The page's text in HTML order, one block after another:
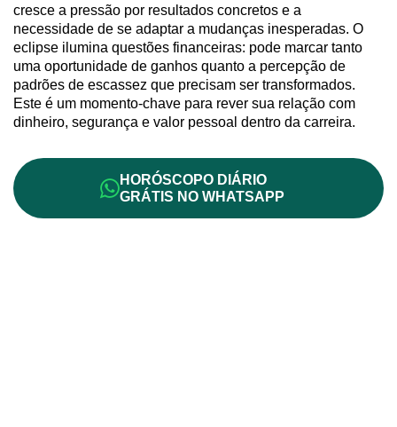
cresce a pressão por resultados concretos e a
necessidade de se adaptar a mudanças inesperadas. O
eclipse ilumina questões financeiras: pode marcar tanto
uma oportunidade de ganhos quanto a percepção de
padrões de escassez que precisam ser transformados.
Este é um momento-chave para rever sua relação com
dinheiro, segurança e valor pessoal dentro da carreira.
HORÓSCOPO DIÁRIO
GRÁTIS NO WHATSAPP